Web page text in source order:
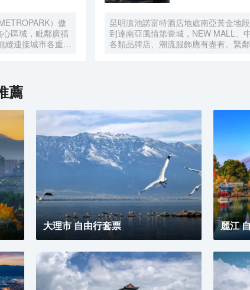
）傲
區域，毗鄰廣福
縫連接城市各重要
客於一體的非凡
昆明滇池諾富特酒店地處南亞黃金地
到達南亞風情第壹城，NEW MALL、
各類品牌店、潮流服飾應有盡有。緊
薦
大理市 自由行套票 麗江